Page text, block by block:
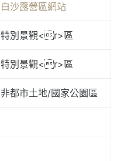
白沙露營區網站
特別景觀<r>區
特別景觀<r>區
非都市土地/國家公園區